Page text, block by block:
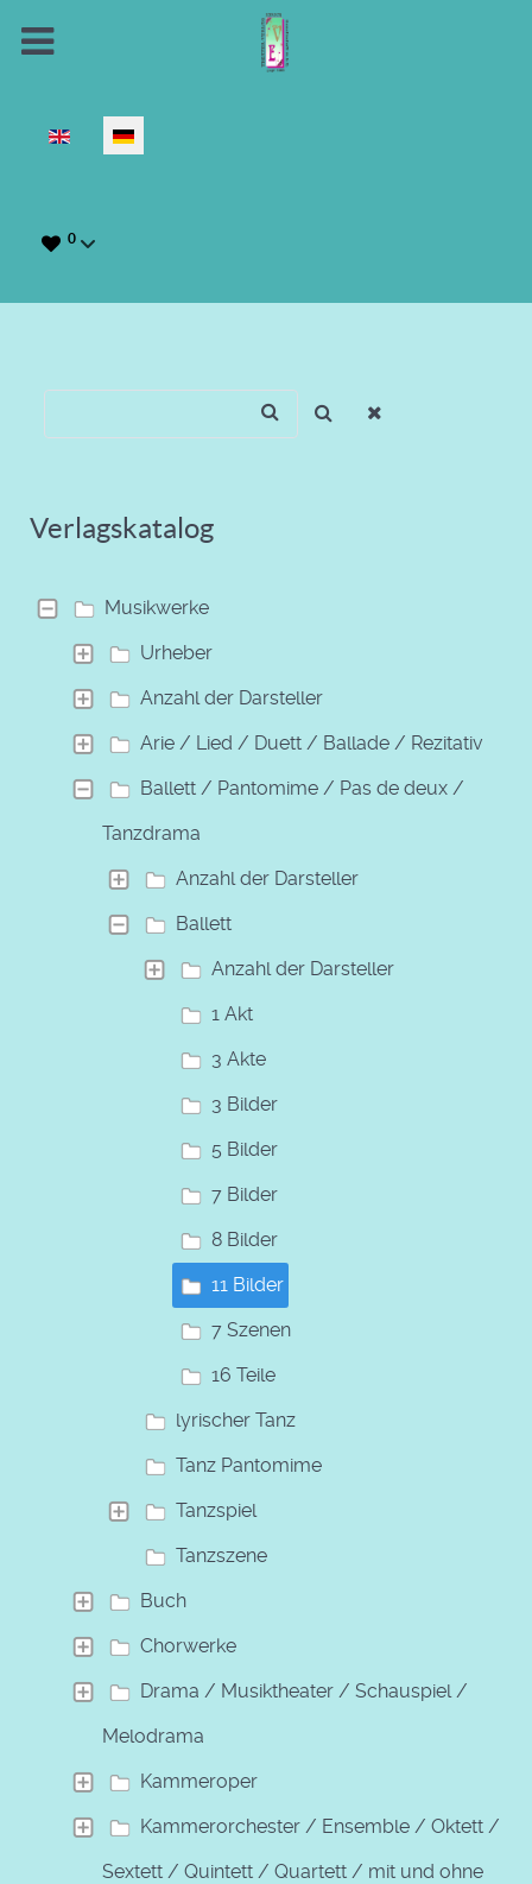
Sprache auswählen
0
Verlagskatalog
Musikwerke
Urheber
Anzahl der Darsteller
Arie / Lied / Duett / Ballade / Rezitativ
Ballett / Pantomime / Pas de deux /
Tanzdrama
Anzahl der Darsteller
Ballett
Anzahl der Darsteller
1 Akt
3 Akte
3 Bilder
5 Bilder
7 Bilder
8 Bilder
11 Bilder
7 Szenen
16 Teile
lyrischer Tanz
Tanz Pantomime
Tanzspiel
Tanzszene
Buch
Chorwerke
Drama / Musiktheater / Schauspiel /
Melodrama
Kammeroper
Kammerorchester / Ensemble / Oktett /
Sextett / Quintett / Quartett / mit und ohne